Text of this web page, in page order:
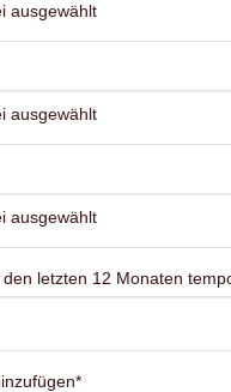
ausgewählt
ausgewählt
ausgewählt
den letzten 12 Monaten
*